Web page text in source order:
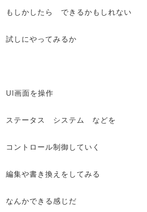
もしかしたら できるかもしれない
試しにやってみるか
UI画面を操作
ステータス システム などを
コントロール制御していく
編集や書き換えをしてみる
なんかできる感じだ